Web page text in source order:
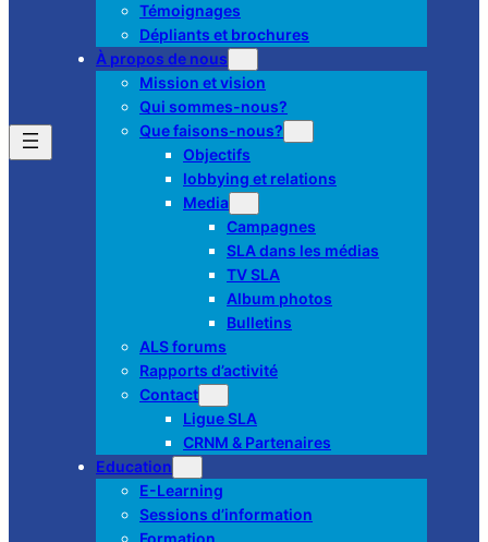
Témoignages
Dépliants et brochures
À propos de nous
Mission et vision
Qui sommes-nous?
Que faisons-nous?
Objectifs
lobbying et relations
Media
Campagnes
SLA dans les médias
TV SLA
Album photos
Bulletins
ALS forums
Rapports d’activité
Contact
Ligue SLA
CRNM & Partenaires
Education
E-Learning
Sessions d’information
Formation